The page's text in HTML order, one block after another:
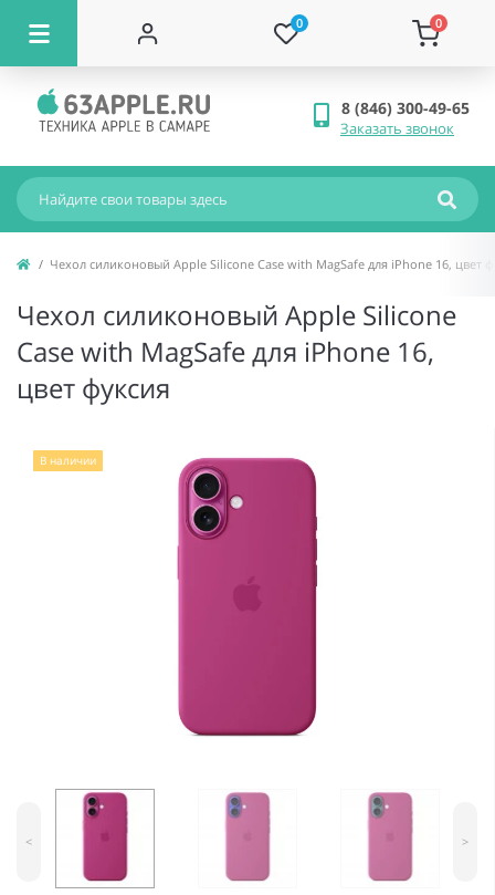
0 0
8 (846) 300-49-65
Заказать звонок
Чехол силиконовый Apple Silicone Case with MagSafe для iPhone 16, цвет
Чехол силиконовый Apple Silicone
Case with MagSafe для iPhone 16,
цвет фуксия
В наличии
< >